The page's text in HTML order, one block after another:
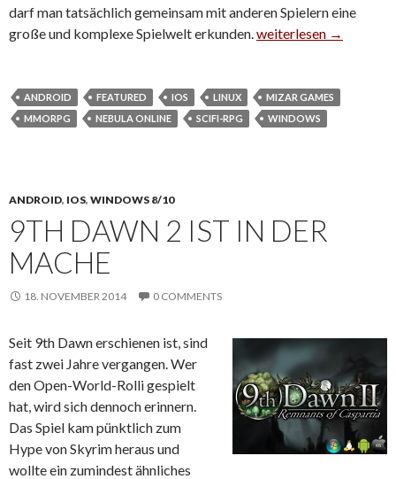
darf man tatsächlich gemeinsam mit anderen Spielern eine
große und komplexe Spielwelt erkunden. Nebula Online –
weiterlesen →
ANDROID FEATURED IOS LINUX
MIZAR GAMES
MMORPG
NEBULA ONLINE SCIFI-RPG WINDOWS
ANDROID, IOS, WINDOWS 8/10
9TH DAWN 2 IST IN DER
MACHE
18. NOVEMBER 2014 0 COMMENTS
Seit 9th Dawn erschienen ist, sind
fast zwei Jahre vergangen. Wer
den Open-World-Rolli gespielt
hat, wird sich dennoch erinnern.
Das Spiel kam pünktlich zum
Hype von Skyrim heraus und
wollte ein zumindest ähnliches